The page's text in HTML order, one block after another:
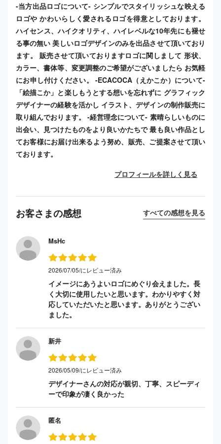
-当方出品ロゴについて- シンプルでスタイリッシュな映える
ロゴや かわいらしく愛されるロゴを得意としております。
ハイセンス、ハイクオリティ、ハイレベルな10年先にも褪せ
る事の無い 美しいロゴデザインのみを出品させて頂いており
ます。 販売させて頂いておりますロゴに関しまして 形状、
カラー、書体等、変更調整のご希望がございましたら お気軽
にお申し付けください。 -ECACOCA（えかこか）について-
「絵描こか」と楽しもうとする想いを忘れずに グラフィック
デザイナーの経験を活かし イラスト、デザインの制作販売に
取り組んでおります。 -経営理念について- 素晴らしいものに
出会い、見つけたものをより良いかたちで 最も良い作品とし
てお客様にお届け出来るよう努め、販売、ご提案させて頂い
ております。
プロフィールを詳しく見る
お客さまの感想 すべての感想を見る
MsHc
2026/07/05/にレビュー済み
イメージにあうよいロゴにめぐり会えました。長
く大切に使用したいと思います。わかりやすく対
応していただいたと思います。ありがとうござい
ました。
新井
2026/05/09/にレビュー済み
デザイナーさんの対応が親切、丁寧、スピーディ
ーで印象が凄く良かった
匿名